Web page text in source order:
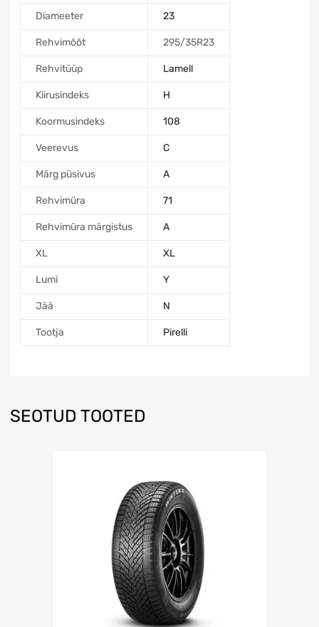
Diameeter 23
Rehvimõõt 295/35R23
Rehvitüüp Lamell
Kiirusindeks H
Koormusindeks 108
Veerevus C
Märg püsivus A
Rehvimüra 71
Rehvimüra märgistus A
XL XL
Lumi Y
Jää N
Tootja Pirelli
SEOTUD TOOTED